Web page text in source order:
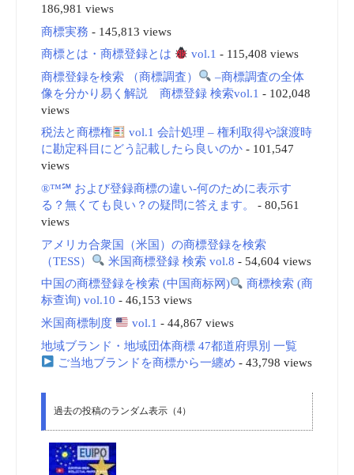
186,981 views
商標実務 - 145,813 views
商標とは・商標登録とは
vol.1 - 115,408 views
商標登録を検索 （商標調査）
–商標調査の全体
像を分かり易く解説 商標登録 検索vol.1 - 102,048
views
税法と商標権
vol.1 会計処理 – 権利取得や譲渡時
に勘定科目にどう記載したら良いのか- 101,547
views
®™℠ および登録商標の違い-何のために表示す
る？無くても良い？の疑問に答えます。
- 80,561
views
アメリカ合衆国（米国）の商標登録を検索
（TESS）
米国商標登録 検索 vol.8 - 54,604 views
中国の商標登録を検索 (中国商标网)
商標検索 (商
标查询) vol.10 - 46,153 views
米国商標制度
vol.1 - 44,867 views
地域ブランド・地域団体商標 47都道府県別 一覧
ご当地ブランドを商標から一纏め - 43,798 views
過去の投稿のランダム表示（4）